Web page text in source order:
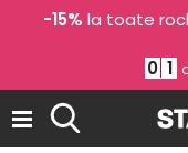
-15% la toate
0 1